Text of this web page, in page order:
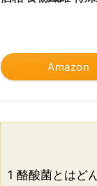
Amazon
1 酪酸菌とはど